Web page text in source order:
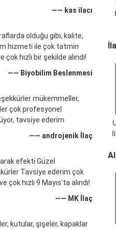
—— kas ilacı
olduğu gibi, kalite,
hizmeti ile çok tatmin
çok hızlı bir şekilde alındı!
—— Biyobilim Beslenmesi
mükemmeller,
çok profesyonel
tavsiye ederim
—— androjenik İlaç
efekti Güzel
Tavsiye ederim çok
çok hızlı 9 Mayıs'ta alındı!
—— MK İlaç
kutular, şişeler, kapaklar